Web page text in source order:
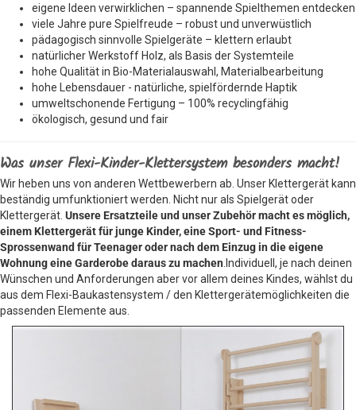
eigene Ideen verwirklichen – spannende Spielthemen entdecken
viele Jahre pure Spielfreude – robust und unverwüstlich
pädagogisch sinnvolle Spielgeräte – klettern erlaubt
natürlicher Werkstoff Holz, als Basis der Systemteile
hohe Qualität in Bio-Materialauswahl, Materialbearbeitung
hohe Lebensdauer - natürliche, spielfördernde Haptik
umweltschonende Fertigung – 100% recyclingfähig
ökologisch, gesund und fair
Was unser Flexi-Kinder-Klettersystem besonders macht!
Wir heben uns von anderen Wettbewerbern ab. Unser Klettergerät kann
beständig umfunktioniert werden. Nicht nur als Spielgerät oder
Klettergerät. Unsere Ersatzteile und unser Zubehör macht es möglich,
einem Klettergerät für junge Kinder, eine Sport- und Fitness-
Sprossenwand für Teenager oder nach dem Einzug in die eigene
Wohnung eine Garderobe daraus zu machen .Individuell, je nach deinen
Wünschen und Anforderungen aber vor allem deines Kindes, wählst du
aus dem Flexi-Baukastensystem / den Klettergerätemöglichkeiten die
passenden Elemente aus.